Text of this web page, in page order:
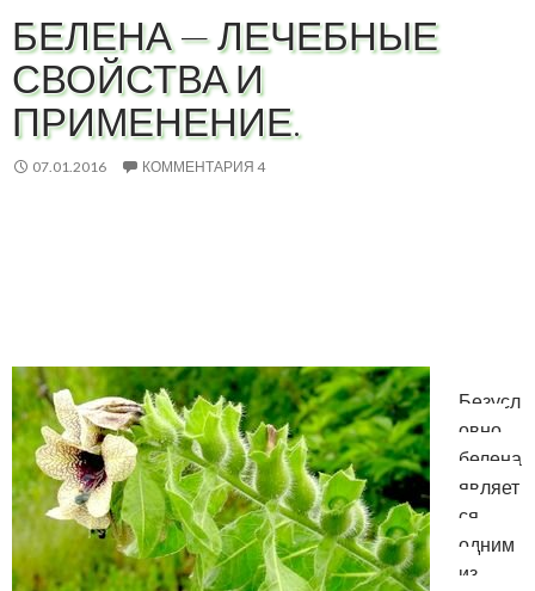
БЕЛЕНА — ЛЕЧЕБНЫЕ
СВОЙСТВА И
ПРИМЕНЕНИЕ.
07.01.2016 КОММЕНТАРИЯ 4
Безусл
овно,
белена
являет
ся
одним
из